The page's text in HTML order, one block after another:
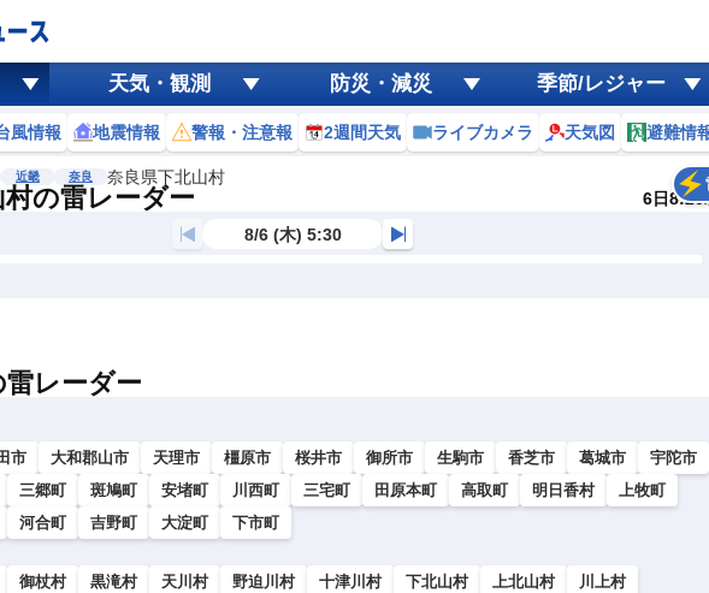
天気・観測 防災・減災 季節/レジャー
風情報 地震情報 警報・注意報 2週間天気 ライブカメラ 天気図 避難情
近畿 奈良 奈良県下北山村
の雷レーダー 6日8:20
8/6 (木) 5:30
レーダー
市 大和郡山市 天理市 橿原市 桜井市 御所市 生駒市 香芝市 葛城市
宇陀市
三郷町 斑鳩町 安堵町 川西町 三宅町 田原本町 高取町 明日香村
上牧町
河合町 吉野町 大淀町 下市町
御杖村 黒滝村 天川村 野迫川村 十津川村 下北山村 上北山村
川上村